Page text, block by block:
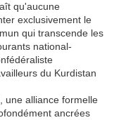
qu'aucune
exclusivement le
qui transcende les
national-
du Kurdistan
une alliance formelle
ancrées